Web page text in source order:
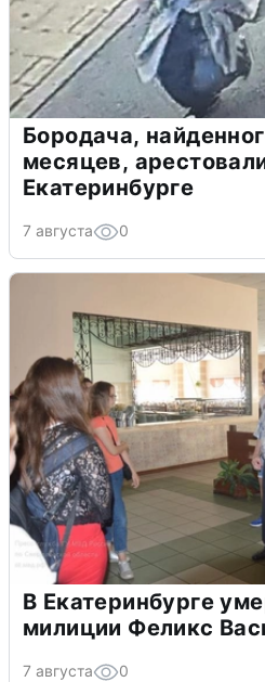
Бородача,
месяцев,
Екатеринбурге
7 августа 0
В Екатеринбурге
милиции Феликс
7 августа 0